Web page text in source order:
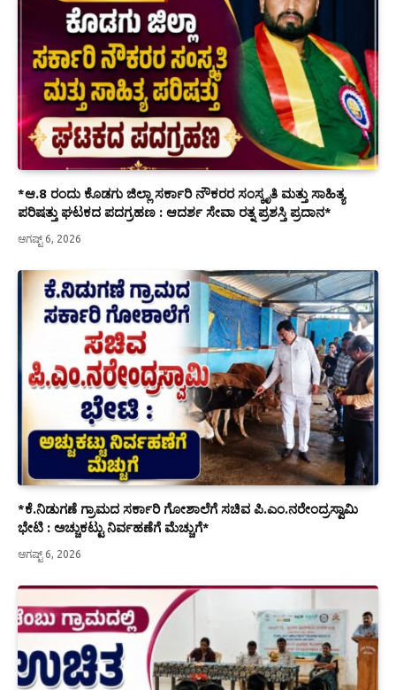
*ಆ.8 ರಂದು ಕೊಡಗು ಜಿಲ್ಲಾ ಸರ್ಕಾರಿ ನೌಕರರ ಸಂಸ್ಕೃತಿ ಮತ್ತು ಸಾಹಿತ್ಯ
ಪರಿಷತ್ತು ಘಟಕದ ಪದಗ್ರಹಣ : ಆದರ್ಶ ಸೇವಾ ರತ್ನ ಪ್ರಶಸ್ತಿ ಪ್ರದಾನ*
ಆಗಷ್ಟ್ 6, 2026
*ಕೆ.ನಿಡುಗಣೆ ಗ್ರಾಮದ ಸರ್ಕಾರಿ ಗೋಶಾಲೆಗೆ ಸಚಿವ ಪಿ.ಎಂ.ನರೇಂದ್ರಸ್ವಾಮಿ
ಭೇಟಿ : ಅಚ್ಚುಕಟ್ಟು ನಿರ್ವಹಣೆಗೆ ಮೆಚ್ಚುಗೆ*
ಆಗಷ್ಟ್ 6, 2026